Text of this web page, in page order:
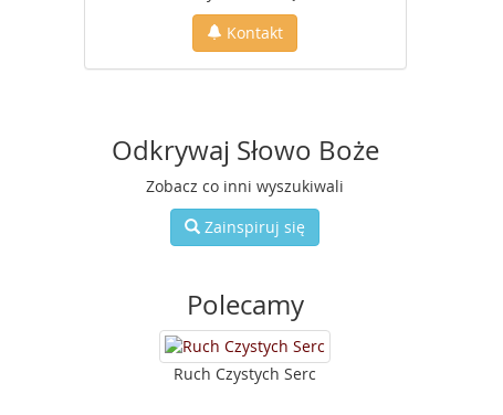
Kontakt
Odkrywaj Słowo Boże
Zobacz co inni wyszukiwali
Zainspiruj się
Polecamy
Ruch Czystych Serc